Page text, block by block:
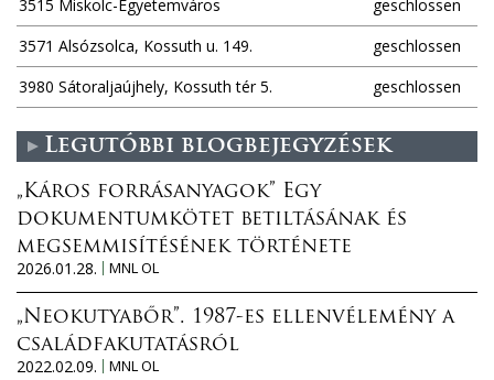
n
3515 Miskolc-Egyetemváros
geschlossen
3571 Alsózsolca, Kossuth u. 149.
geschlossen
3980 Sátoraljaújhely, Kossuth tér 5.
geschlossen
Legutóbbi blogbejegyzések
„Káros forrásanyagok” Egy
dokumentumkötet betiltásának és
megsemmisítésének története
2026.01.28.
MNL OL
„Neokutyabőr”. 1987-es ellenvélemény a
családfakutatásról
2022.02.09.
MNL OL